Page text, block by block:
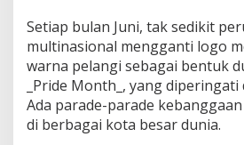
Setiap bulan Juni, tak sedikit
multinasional mengganti logo
warna pelangi sebagai bentuk
_Pride Month_, yang
Ada parade-parade
di berbagai kota besar dunia.